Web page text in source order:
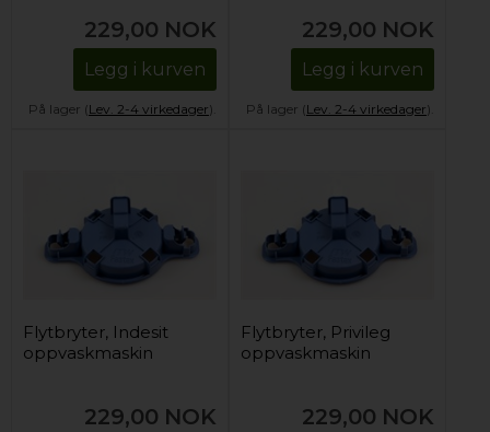
229,00 NOK
Legg i kurven
På lager (Lev. 2-4 virkedager).
229,00 NOK
Legg i kurven
På lager (Lev. 2-4 virkedager).
Flytbryter, Indesit
oppvaskmaskin
229,00 NOK
Flytbryter, Privileg
oppvaskmaskin
229,00 NOK